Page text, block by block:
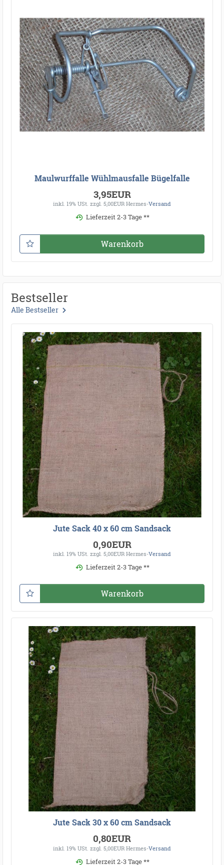
Maulwurffalle Wühlmausfalle Bügelfalle
3,95EUR
inkl. 19% USt. zzgl. 5,00EUR Hermes-Versand
Lieferzeit 2-3 Tage **
Warenkorb
Bestseller
Alle Bestseller
Jute Sack 40 x 60 cm Sandsack
0,90EUR
inkl. 19% USt. zzgl. 5,00EUR Hermes-Versand
Lieferzeit 2-3 Tage **
Warenkorb
Jute Sack 30 x 60 cm Sandsack
0,80EUR
inkl. 19% USt. zzgl. 5,00EUR Hermes-Versand
Lieferzeit 2-3 Tage **